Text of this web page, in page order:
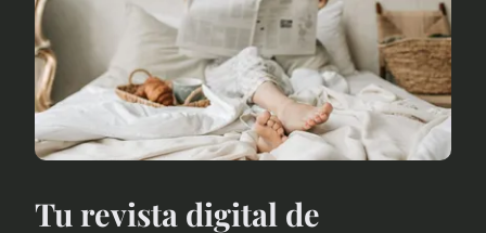
Tu revista digital de